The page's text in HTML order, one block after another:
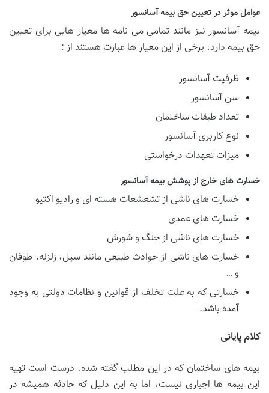
عوامل موثر در تعیین حق بیمه آسانسور
بیمه آسانسور نیز مانند تمامی می نامه ها معیار هایی برای تعیین
حق بیمه دارد، برخی از این معیار ها عبارت هستند از :
ظرفیت آسانسور
سن آسانسور
تعداد طبقات ساختمان
نوع کاربری آسانسور
میزات تعهدات درخواستی
خسارت های خارج از پوشش بیمه آسانسور
خسارت های ناشی از تشعشعات هسته ای و رادیو اکتیو
خسارت های عمدی
خسارت های ناشی از جنگ و شورش
خسارت های ناشی از حوادث طبیعی مانند سیل، زلزله، طوفان
و …
خسارتی که به علت تخلف از قوانین و نظامات دولتی به وجود
آمده باشد.
کلام پایانی
بیمه های ساختمان که در این مطلب گفته شده، درست است تهیه
این بیمه ها اجباری نیست، اما به این دلیل که حادثه همیشه در